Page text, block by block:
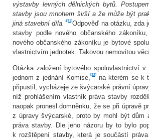
výstavby levných dělnických bytů.
stavby jsou mnohem širší a že může být
jiná stavební díla.“[31]Odpověď na otázku, zda
stavby podle nového občanského
nového občanského zákoníku je bytové
vlastnictvím jednotek. Takovou nemovitou
Otázka založení bytového spoluvlastnictví
jednom z jednání Komise,[32]na kterém se k
připustil, vycházeje ze švýcarské právní
níž prohlášením vlastník práva stavby
naopak pronesl domněnku, že se při úpravě
z úpravy švýcarské, proto by mohl být dům
práva stavby. Dle jeho názoru by to bylo
k rozštěpení stavby, která je součástí